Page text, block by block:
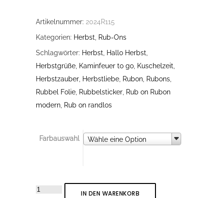
Artikelnummer: 2024R115
Kategorien: Herbst
Rub-Ons
Schlagwörter: Herbst Hallo Herbst
Herbstgrüße Kaminfeuer to go Kuschelzeit
Herbstzauber Herbstliebe Rubon Rubons
Rubbel Folie Rubbelsticker Rub on Rubon
modern Rub on randlos
Farbauswahl Wähle eine Option
Farbauswahl
Rub-
IN DEN WARENKORB